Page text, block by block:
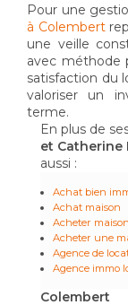
Pour une
à Colembert
une veille
avec méthode
satisfaction du
valoriser un
terme.
En plus de
et Catherine
aussi :
Achat bien
Achat maison
Acheter
Acheter une
Agence de
Agence immo
Colembert